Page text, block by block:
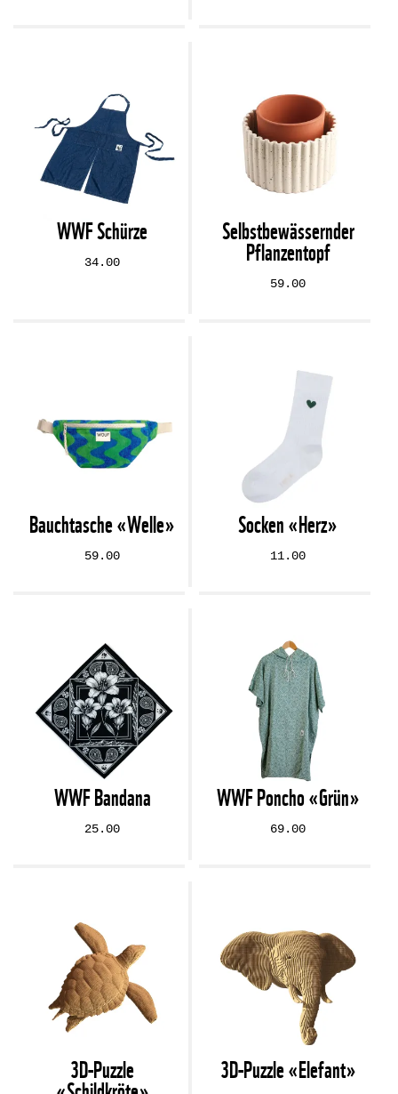
WWF Schürze
34.00
Selbstbewässernder
Pflanzentopf
59.00
Bauchtasche «Welle»
59.00
Socken «Herz»
11.00
WWF Bandana
25.00
WWF Poncho «Grün»
69.00
3D-Puzzle 3D-Puzzle «Elefant»